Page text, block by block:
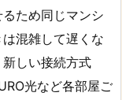
ため同じマンシ
混雑して遅くな
しい接続方式
光など各部屋ご